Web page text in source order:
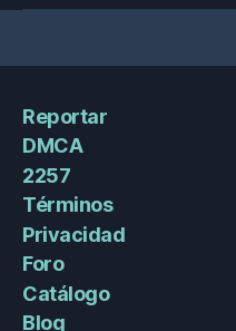
Reportar
DMCA
2257
Términos
Privacidad
Foro
Catálogo
Blog